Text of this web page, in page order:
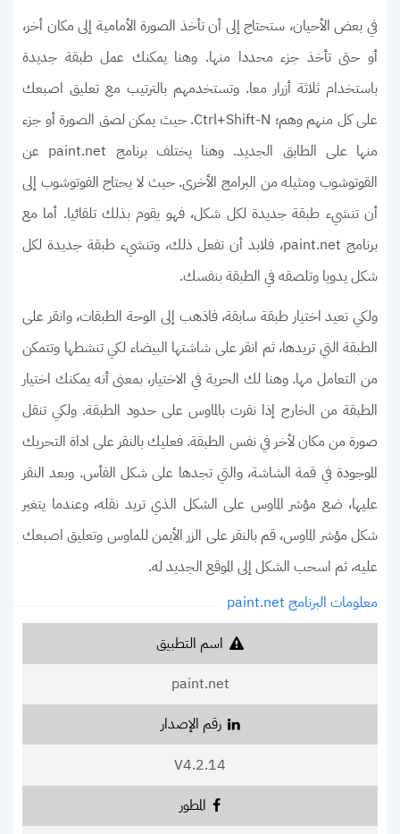
في بعض الأحيان، ستحتاج إلى أن تأخذ الصورة الأمامية إلى مكان أخر،
أو حتى تأخذ جزء محددا منها. وهنا يمكنك عمل طبقة جديدة
باستخدام ثلاثة أزرار معا. وتستخدمهم بالترتيب مع تعليق اصبعك
على كل منهم وهم؛ Ctrl+Shift-N. حيث يمكن لصق الصورة أو جزء
منها على الطابق الجديد. وهنا يختلف برنامج paint.net عن
القوتوشوب ومثيله من البرامج الأخرى. حيث لا يحتاج الفوتوشوب إلى
أن تنشيء طبقة جديدة لكل شكل، فهو يقوم بذلك تلقائيا. أما مع
برنامج paint.net، فلابد أن تفعل ذلك، وتنشيء طبقة جديدة لكل
شكل يدويا وتلصقه في الطبقة بنفسك.
ولكي تعيد اختيار طبقة سابقة، فاذهب إلى الوحة الطبقات، وانقر على
الطبقة التي تريدها، ثم انقر على شاشتها البيضاء لكي تنشطها وتتمكن
من التعامل مها. وهنا لك الحرية في الاختيار، بمعنى أنه يمكنك اختيار
الطبقة من الخارج إذا نقرت بالماوس على حدود الطبقة. ولكي تنقل
صورة من مكان لأخر في نفس الطبقة. فعليك بالنقر على اداة التحريك
الموجودة في قمة الشاشة، والتي تجدها على شكل الفأس. وبعد النقر
عليها، ضع مؤشر الماوس على الشكل الذي تريد نقله، وعندما يتغير
شكل مؤشر الماوس، قم بالنقر على الزر الأيمن للماوس وتعليق اصبعك
عليه، ثم اسحب الشكل إلى الموقع الجديد له.
معلومات البرنامج paint.net
اسم التطبيق
paint.net
رقم الإصدار
V4.2.14
المطور